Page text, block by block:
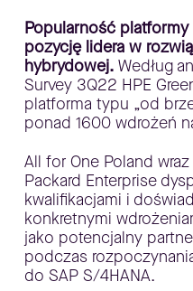
Popularność platformy
pozycję lidera w
hybrydowej.Według
Survey 3Q22 HPE
platforma typu „od
ponad 1600 wdrożeń
All for One Poland
Packard Enterprise
kwalifikacjami i
konkretnymi
jako potencjalny
podczas
do SAP S/4HANA.